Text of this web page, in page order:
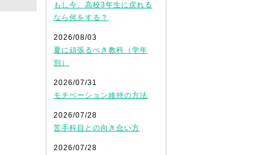
もし今、高校3年生に戻れる
なら何をする？
2026/08/03
夏に頑張るべき教科（学年
別）
2026/07/31
モチベーション維持の方法
2026/07/28
苦手科目との向き合い方
2026/07/28